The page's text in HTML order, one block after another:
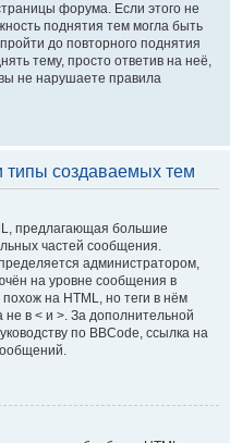
форума. Если этого не
поднятия тем могла быть
до повторного поднятия
тему, просто ответив на неё,
не нарушаете правила
создаваемых тем
предлагающая большие
частей сообщения.
администратором,
на уровне сообщения в
на HTML, но теги в нём
не в < и >. За дополнительной
по BBCode, ссылка на